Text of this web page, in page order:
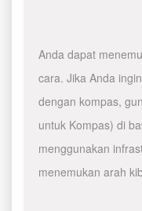
Anda dapat
cara. Jika Anda
dengan kompas,
untuk Kompas) di
menggunakan
menemukan arah